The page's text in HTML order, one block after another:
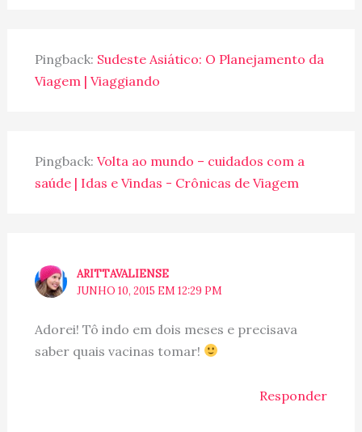
Pingback: Sudeste Asiático: O Planejamento da
Viagem | Viaggiando
Pingback: Volta ao mundo – cuidados com a
saúde | Idas e Vindas - Crônicas de Viagem
ARITTAVALIENSE
JUNHO 10, 2015 EM 12:29 PM
Adorei! Tô indo em dois meses e precisava
saber quais vacinas tomar!
Responder